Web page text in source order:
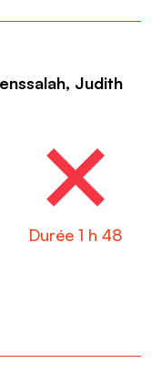
Judith
Durée 1 h 48